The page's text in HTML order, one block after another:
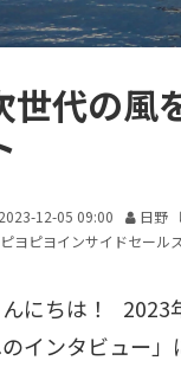
世代の風
2023-12-05 09:00 日野
ピヨピヨインサイドセール
んにちは！ 2023
インタビュー」